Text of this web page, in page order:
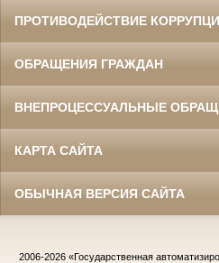
ПРОТИВОДЕЙСТВИЕ
ОБРАЩЕНИЯ ГРАЖДАН
ВНЕПРОЦЕССУАЛЬНЫЕ
КАРТА САЙТА
ОБЫЧНАЯ ВЕРСИЯ САЙТА
2006-2026 «Государственная